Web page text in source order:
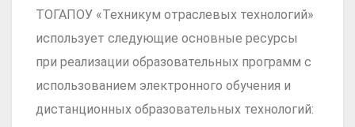
ТОГАПОУ «Техникум отраслевых технологий»
использует следующие основные ресурсы
при реализации образовательных программ с
использованием электронного обучения и
дистанционных образовательных технологий: